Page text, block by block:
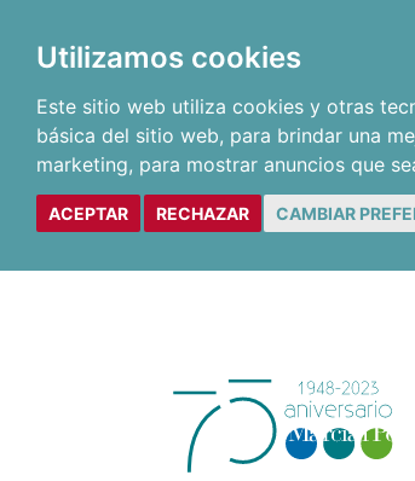
Utilizamos cookies
Este sitio web utiliza cookies y otras
básica del sitio web, para brindar una
marketing, para mostrar anuncios que
ACEPTAR RECHAZAR CAMBIAR